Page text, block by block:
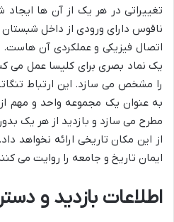
تغییراتی در هر یک از آن ها
ناقوس دارای ورودی از داخل
اتصال فیزیکی و عملکردی آن
یک نماد بصری برای کلیسا عمل می
را مشخص می سازد. این ارتباط
به عنوان یک مجموعه واحد و مهم
مطرح می سازد و بازدید از هر یک
از این مکان تاریخی ارائه نخواهد
ایمان تاریخ و جامعه را روایت می
اطلاعات بازدید و